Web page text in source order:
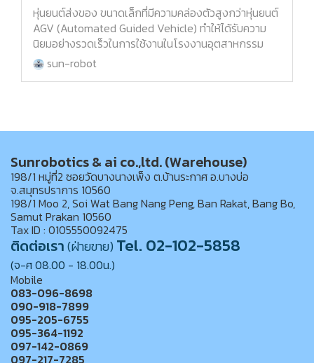
หุ่นยนต์ส่งของ ขนาดเล็กที่มีความคล่องตัวสูงกว่าหุ่นยนต์
AGV (Automated Guided Vehicle) ทำให้ได้รับความ
นิยมอย่างรวดเร็วในการใช้งานในโรงงานอุตสาหกรรม
sun-robot
Sunrobotics & ai co.,ltd. (Warehouse)
198/1 หมู่ที่2 ซอยวัดบางนางเพ็ง ต.บ้านระกาศ อ.บางบ่อ
จ.สมุทรปราการ 10560
198/1 Moo 2, Soi Wat Bang Nang Peng, Ban Rakat, Bang Bo,
Samut Prakan 10560
Tax ID : 0105550092475
ติดต่อเรา(ฝ่ายขาย) Tel. 02-102-5858
(จ-ศ 08.00 - 18.00น.)
Mobile
083-096-8698
090-918-7899
095-205-6755
095-364-1192
097-142-0869